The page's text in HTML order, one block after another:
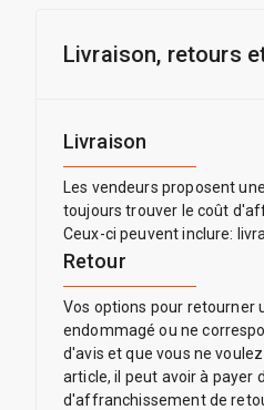
Livraison, retours
Livraison
Les vendeurs proposent
toujours trouver le coût
Ceux-ci peuvent inclure:
Retour
Vos options pour retourner
endommagé ou ne
d'avis et que vous ne
article, il peut avoir à payer
d'affranchissement de